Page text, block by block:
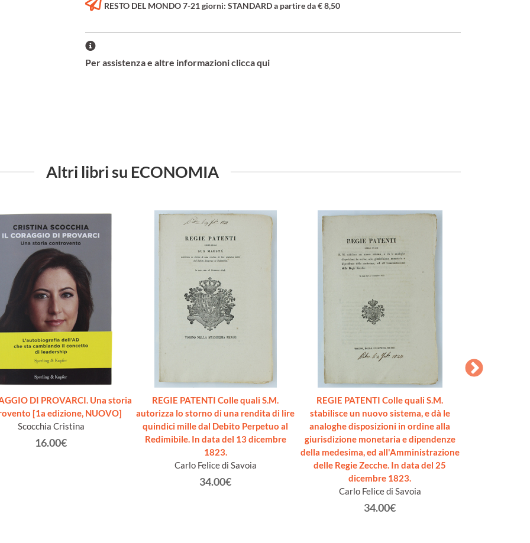
RESTO DEL MONDO 7-21 giorni: STANDARD a partire da € 8,50
Per assistenza e altre informazioni clicca qui
Altri libri su ECONOMIA
DI PROVARCI. Una storia
[1a edizione, NUOVO]
Scocchia Cristina
16.00€
REGIE PATENTI Colle quali S.M.
autorizza lo storno di una rendita di lire
quindici mille dal Debito Perpetuo al
Redimibile. In data del 13 dicembre
1823.
Carlo Felice di Savoia
34.00€
REGIE PATENTI Colle quali S.M.
stabilisce un nuovo sistema, e dà le
analoghe disposizioni in ordine alla
giurisdizione monetaria e dipendenze
della medesima, ed all'Amministrazione
delle Regie Zecche. In data del 25
dicembre 1823.
Carlo Felice di Savoia
34.00€